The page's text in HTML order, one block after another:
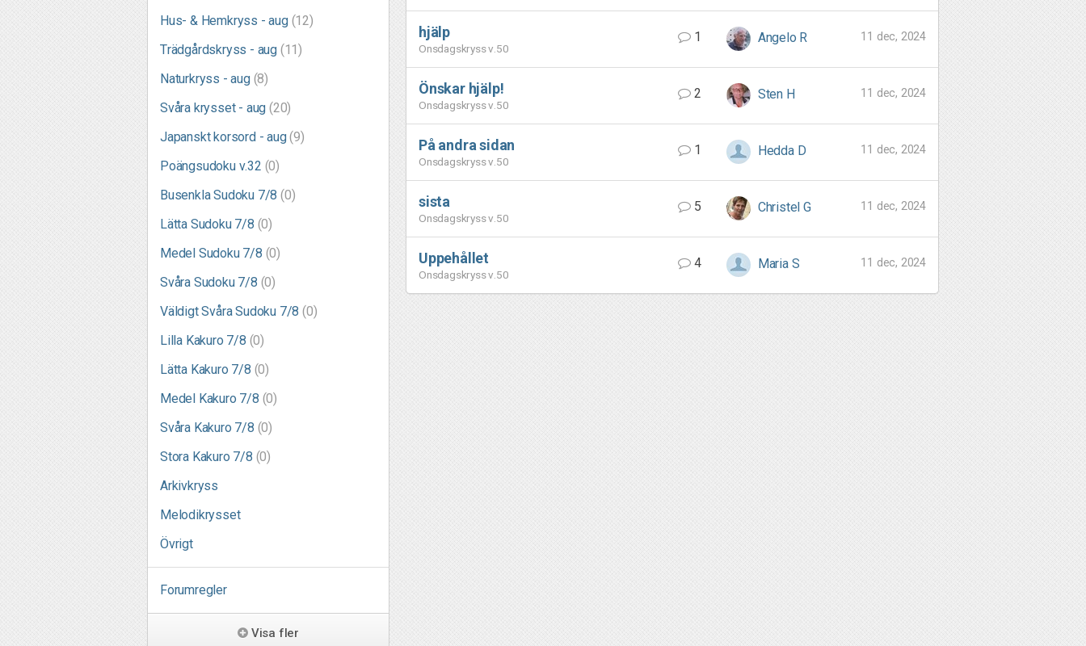
Hus- & Hemkryss - aug (12)
Trädgårdskryss - aug (11)
Naturkryss - aug (8)
Svåra krysset - aug(20)
Japanskt korsord - aug(9)
Poängsudoku v.32 (0)
Busenkla Sudoku 7/8(0)
Lätta Sudoku 7/8 (0)
Medel Sudoku 7/8 (0)
Svåra Sudoku 7/8 (0)
Väldigt Svåra Sudoku 7/8(0)
Lilla Kakuro 7/8 (0)
Lätta Kakuro 7/8 (0)
Medel Kakuro 7/8 (0)
Svåra Kakuro 7/8 (0)
Stora Kakuro 7/8 (0)
Arkivkryss
Melodikrysset
Övrigt
Forumregler
Visa fler
hjälp
Onsdagskryss v.50
1 Angelo R 11 dec, 2024
Önskar hjälp!
Onsdagskryss v.50
2 Sten H 11 dec, 2024
På andra sidan
Onsdagskryss v.50
1 Hedda D 11 dec, 2024
sista
Onsdagskryss v.50
5 Christel G 11 dec, 2024
Uppehållet
Onsdagskryss v.50
4 Maria S 11 dec, 2024